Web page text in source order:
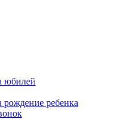
юбилей
ребенка